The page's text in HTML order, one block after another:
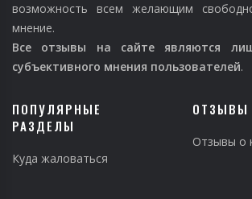
возможность всем желающим
мнение.
Все отзывы на сайте являются
субъективного мнения пользователей.
ПОПУЛЯРНЫЕ
РАЗДЕЛЫ
Куда жаловаться
ОТЗЫВЫ
Отзывы о